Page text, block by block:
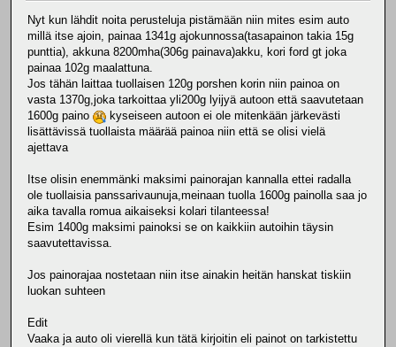
Nyt kun lähdit noita perusteluja pistämään niin mites esim auto
millä itse ajoin, painaa 1341g ajokunnossa(tasapainon takia 15g
punttia), akkuna 8200mha(306g painava)akku, kori ford gt joka
painaa 102g maalattuna.
Jos tähän laittaa tuollaisen 120g porshen korin niin painoa on
vasta 1370g,joka tarkoittaa yli200g lyijyä autoon että saavutetaan
1600g paino
kyseiseen autoon ei ole mitenkään järkevästi
lisättävissä tuollaista määrää painoa niin että se olisi vielä
ajettava
Itse olisin enemmänki maksimi painorajan kannalla ettei radalla
ole tuollaisia panssarivaunuja,meinaan tuolla 1600g painolla saa jo
aika tavalla romua aikaiseksi kolari tilanteessa!
Esim 1400g maksimi painoksi se on kaikkiin autoihin täysin
saavutettavissa.
Jos painorajaa nostetaan niin itse ainakin heitän hanskat tiskiin
luokan suhteen
Edit
Vaaka ja auto oli vierellä kun tätä kirjoitin eli painot on tarkistettu